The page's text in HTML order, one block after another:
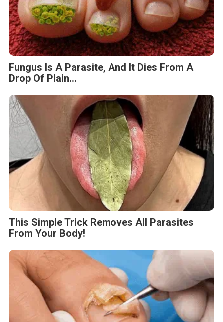
Fungus Is A Parasite, And It Dies From A
Drop Of Plain...
This Simple Trick Removes All Parasites
From Your Body!